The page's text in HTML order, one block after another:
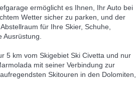
ermöglicht es Ihnen, Ihr Auto bei
Wetter sicher zu parken, und der
für Ihre Skier, Schuhe,
Ausrüstung.
5 km vom Skigebiet Ski Civetta und nur
mit seiner Verbindung zur
Skitouren in den Dolomiten,